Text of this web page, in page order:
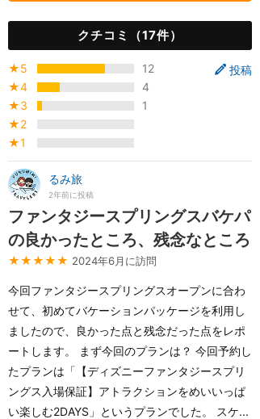
クチコミ（17件）
投稿
★5
12
★4
4
★3
1
★2
★1
るみ旅
2年前に投稿
ファンタジースプリングスバケパ
の良かったところ、残念なところ
★★★★★ 2024年6月に訪問
今回ファンタジースプリングスオープンに合わ
せて、初めてバケーションパッケージを利用し
ましたので、良かった点と残念だった点をレポ
ートします。 まず今回のプランは？ 今回予約し
たプランは「【ディズニーファンタジースプリ
ングス入場保証】アトラクションをめいいっぱ
い楽しむ2DAYS」というプランでした。 スケ...